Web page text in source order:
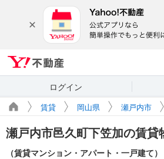
ログイン
賃貸 岡山県 瀬戸内市
瀬戸内市邑久町下笠加の賃貸
（賃貸マンション・アパート・一戸建て）